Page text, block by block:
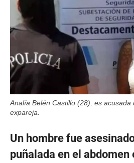
Analía Belén Castillo (28), es acusada
expareja.
Un hombre fue
puñalada en el